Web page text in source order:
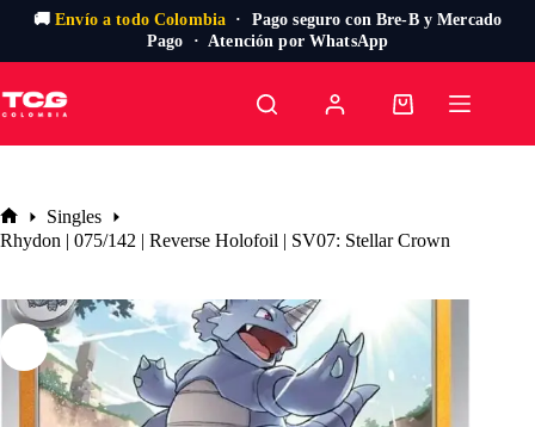
🚚Envío a todo Colombia · Pago seguro con Bre-B y Mercado
Pago · Atención por WhatsApp
al
contenido
Carro
Inicio
Singles
Rhydon | 075/142 | Reverse Holofoil | SV07: Stellar Crown